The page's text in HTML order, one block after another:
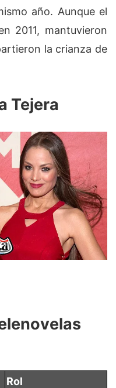
año. Aunque el
2011, mantuvieron
la crianza de
Tejera
Rol